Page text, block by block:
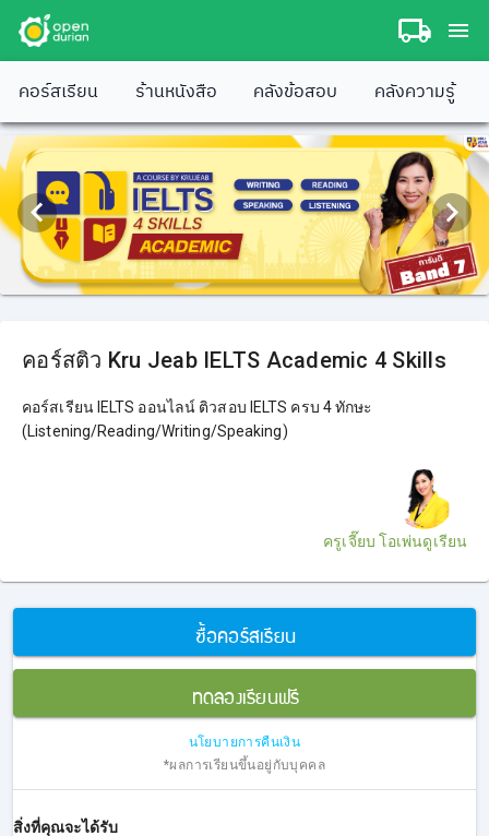
คอร์สเรียน ร้านหนังสือ คลังข้อสอบ คลังความรู้
คอร์สติว Kru Jeab IELTS Academic 4 Skills
คอร์สเรียน IELTS ออนไลน์ ติวสอบ IELTS ครบ 4 ทักษะ
(Listening/Reading/Writing/Speaking)
ครูเจี๊ยบ โอเพ่นดูเรียน
ซื้อคอร์สเรียน
ทดลองเรียนฟรี
นโยบายการคืนเงิน
*ผลการเรียนขึ้นอยู่กับบุคคล
สิ่งที่คุณจะได้รับ